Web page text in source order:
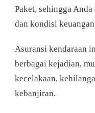
Paket, sehingga
dan kondisi
Asuransi kendaraan
berbagai kejadian,
kecelakaan,
kebanjiran.